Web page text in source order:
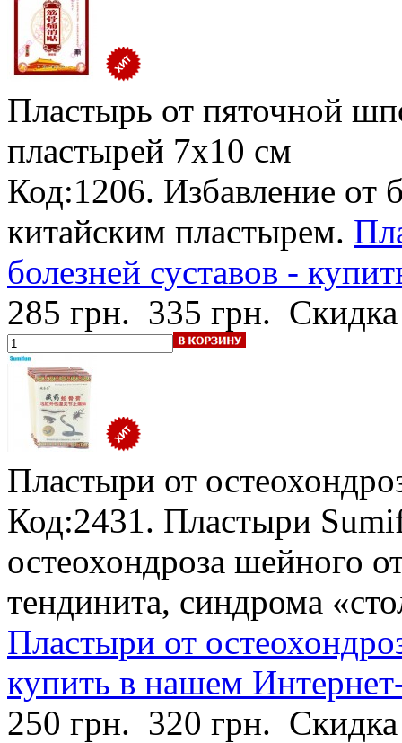
Пластырь от пяточной
пластырей 7х10 см
Код:1206. Избавление от
китайским пластырем.
болезней суставов -
285 грн. 335 грн.
Пластыри от
Код:2431. Пластыри
остеохондроза шейного
тендинита, синдрома
Пластыри от
купить в нашем
250 грн. 320 грн.